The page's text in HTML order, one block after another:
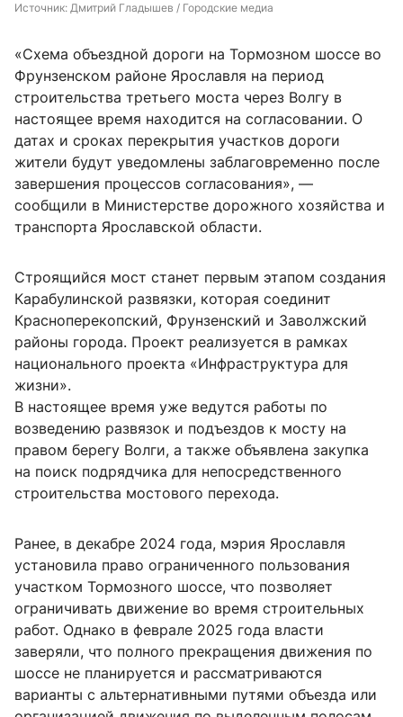
Источник: Дмитрий Гладышев / Городские медиа
«Схема объездной дороги на Тормозном шоссе во
Фрунзенском районе Ярославля на период
строительства третьего моста через Волгу в
настоящее время находится на согласовании. О
датах и сроках перекрытия участков дороги
жители будут уведомлены заблаговременно после
завершения процессов согласования», —
сообщили в Министерстве дорожного хозяйства и
транспорта Ярославской области.
Строящийся мост станет первым этапом создания
Карабулинской развязки, которая соединит
Красноперекопский, Фрунзенский и Заволжский
районы города. Проект реализуется в рамках
национального проекта «Инфраструктура для
жизни».
В настоящее время уже ведутся работы по
возведению развязок и подъездов к мосту на
правом берегу Волги, а также объявлена закупка
на поиск подрядчика для непосредственного
строительства мостового перехода.
Ранее, в декабре 2024 года, мэрия Ярославля
установила право ограниченного пользования
участком Тормозного шоссе, что позволяет
ограничивать движение во время строительных
работ. Однако в феврале 2025 года власти
заверяли, что полного прекращения движения по
шоссе не планируется и рассматриваются
варианты с альтернативными путями объезда или